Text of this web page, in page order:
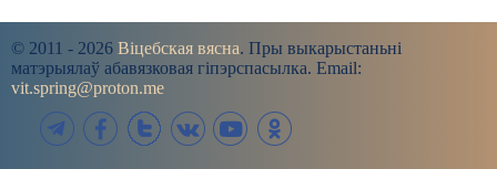
© 2011 - 2026 Віцебская вясна. Пры выкарыстаньні
матэрыялаў абавязковая гіпэрспасылка. Email:
vit.spring@proton.me